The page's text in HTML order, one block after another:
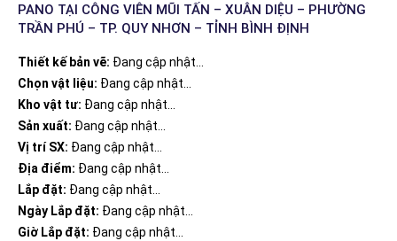
PANO TẠI CÔNG VIÊN MŨI TẤN – XUÂN DIỆU – PHƯỜNG
TRẦN PHÚ – TP. QUY NHƠN – TỈNH BÌNH ĐỊNH
Thiết kế bản vẽ: Đang cập nhật...
Chọn vật liệu: Đang cập nhật...
Kho vật tư: Đang cập nhật...
Sản xuất: Đang cập nhật...
Vị trí SX: Đang cập nhật...
Địa điểm: Đang cập nhật...
Lắp đặt: Đang cập nhật...
Ngày Lắp đặt: Đang cập nhật...
Giờ Lắp đặt: Đang cập nhật...